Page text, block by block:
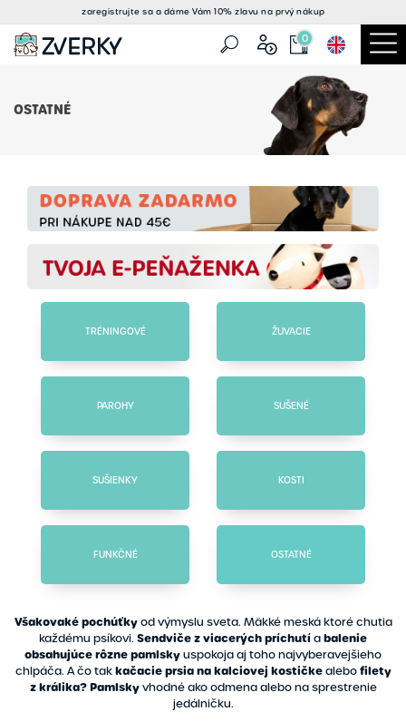
zaregistrujte sa a dáme Vám 10% zlavu na prvý nákup
0
OSTATNÉ
TRÉNINGOVÉ ŽUVACIE
PAROHY SUŠENÉ
SUŠIENKY KOSTI
FUNKČNÉ OSTATNÉ
Všakovaké pochúťkyod výmyslu sveta. Mäkké meská ktoré chutia
každému psíkovi. Sendviče z viacerých príchutíabalenie
obsahujúce rôzne pamlskyuspokoja aj toho najvyberavejšieho
chlpáča. A čo takkačacie prsia na kalciovej kostičkealebofilety
z králika? Pamlskyvhodné ako odmena alebo na sprestrenie
jedálničku.